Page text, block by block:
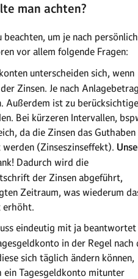
man achten?
um je nach
vor allem folgende Fragen:
unterscheiden sich, wenn
Zinsen. Je nach Anlagebetrag
Außerdem ist zu
Bei kürzeren Intervallen,
da die Zinsen das Guthaben
(Zinseszinseffekt).
Dadurch wird die
der Zinsen abgeführt,
Zeitraum, was wiederum
erhöht.
eindeutig mit ja beantwortet
in der Regel nach
sich täglich ändern können,
ein Tagesgeldkonto mitunter